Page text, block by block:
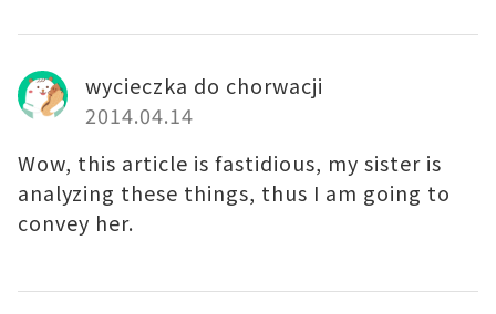
wycieczka do chorwacji
2014.04.14
Wow, this article is fastidious, my sister is
analyzing these things, thus I am going to
convey her.